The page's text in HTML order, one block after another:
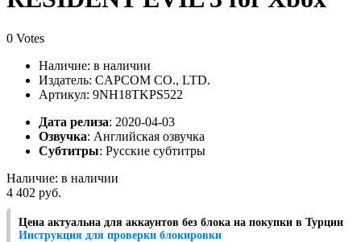
0 Votes
Наличие: в наличии
Издатель: CAPCOM CO., LTD.
Артикул: 9NH18TKPS522
Дата релиза: 2020-04-03
Озвучка: Английская озвучка
Субтитры: Русские субтитры
Наличие: в наличии
4 402 руб.
Цена актуальна для аккаунтов без блока на покупки в Турции
Инструкция для проверки блокировки